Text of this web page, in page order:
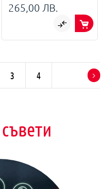
265,00 ЛВ.
3 4
съвети